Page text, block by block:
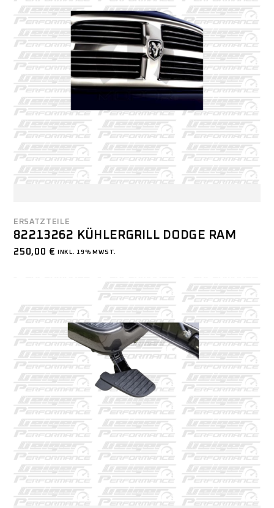
ERSATZTEILE
82213262 KÜHLERGRILL DODGE RAM
250,00 € INKL. 19% MWST.